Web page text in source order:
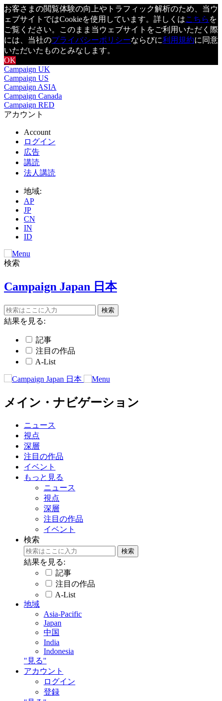
お客さまの閲覧体験の向上やトラフィック解析のため、当ウ
ェブサイトではCookieを使用しています。詳しくはこちら を
ご覧ください。このまま当ウェブサイトをご利用いただく際
には、当社のプライバシーポリシーならびに利用規約に同意
いただいたものとみなします。
OK
Campaign UK
Campaign US
Campaign ASIA
Campaign Canada
Campaign RED
アカウント
Account
ログイン
広告
講読
法人講読
地域:
AP
JP
CN
IN
ID
検索
Campaign Japan 日本
結果を見る:
記事
注目の作品
A-List
メイン・ナビゲーション
ニュース
視点
深層
注目の作品
イベント
もっと見る
ニュース
視点
深層
注目の作品
イベント
検索
結果を見る:
記事
注目の作品
A-List
地域
Asia-Pacific
Japan
中国
India
Indonesia
"見る"
アカウント
ログイン
登録